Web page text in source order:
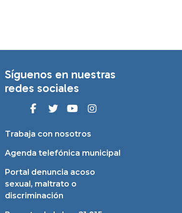
Síguenos en nuestras
redes sociales
Trabaja con nosotros
Agenda telefónica municipal
Portal denuncia acoso
sexual, maltrato o
discriminación